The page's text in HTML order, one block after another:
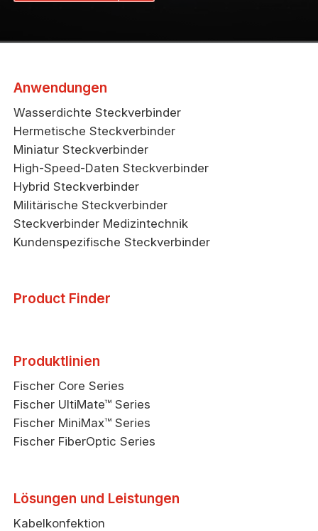
Anwendungen
Wasserdichte Steckverbinder
Hermetische Steckverbinder
Miniatur Steckverbinder
High-Speed-Daten Steckverbinder
Hybrid Steckverbinder
Militärische Steckverbinder
Steckverbinder Medizintechnik
Kundenspezifische Steckverbinder
Product Finder
Produktlinien
Fischer Core Series
Fischer UltiMate™ Series
Fischer MiniMax™ Series
Fischer FiberOptic Series
Lösungen und Leistungen
Kabelkonfektion